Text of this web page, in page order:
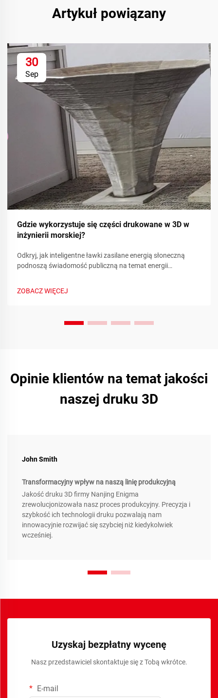
Artykuł powiązany
30
Sep
Gdzie wykorzystuje się części drukowane w 3D w
inżynierii morskiej?
Odkryj, jak inteligentne ławki zasilane energią słoneczną
podnoszą świadomość publiczną na temat energii
Dowiedz się więcej już dziś.
ZOBACZ WIĘCEJ
Opinie klientów na temat jakości
naszej druku 3D
John Smith
Transformacyjny wpływ na naszą linię produkcyjną
Jakość druku 3D firmy Nanjing Enigma
zrewolucjonizowała nasz proces produkcyjny. Precyzja i
szybkość ich technologii druku pozwalają nam
innowacyjnie rozwijać się szybciej niż kiedykolwiek
wcześniej.
Uzyskaj bezpłatny wycenę
Nasz przedstawiciel skontaktuje się z Tobą wkrótce.
E-mail